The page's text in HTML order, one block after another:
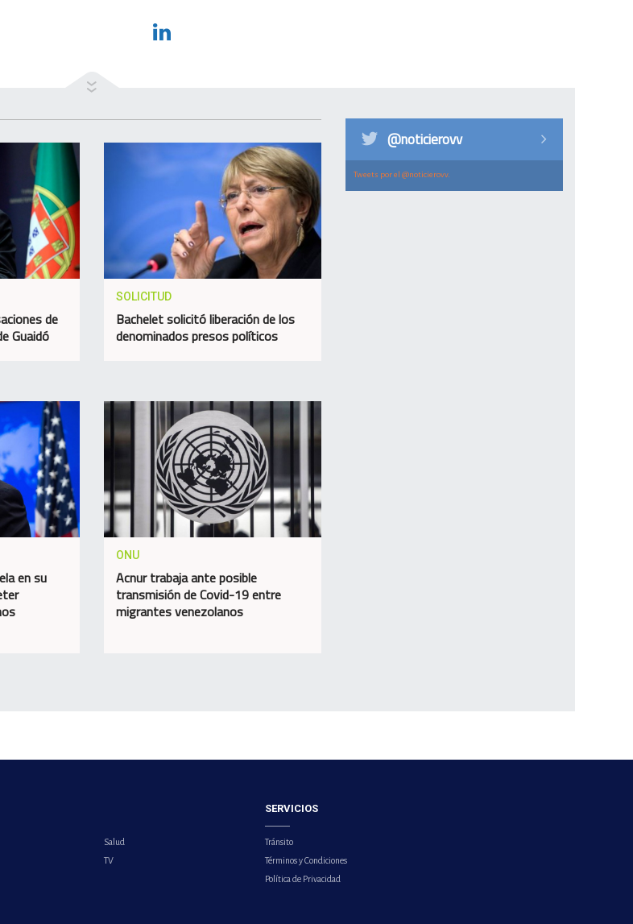
de
Guaidó
SOLICITUD
Bachelet solicitó liberación de los
denominados presos políticos
en su
ONU
Acnur trabaja ante posible
transmisión de Covid-19 entre
migrantes venezolanos
@noticierovv
Tweets por el @noticierovv.
Salud
TV
SERVICIOS
Tránsito
Términos y Condiciones
Política de Privacidad